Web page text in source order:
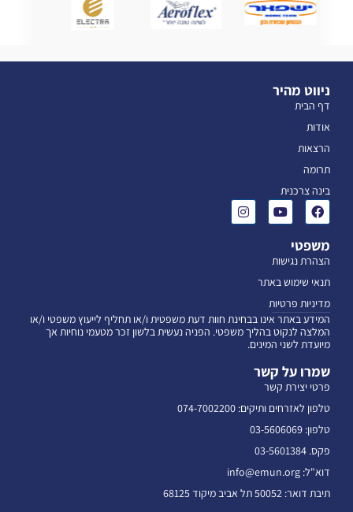
ניווט מהיר
דף הבית
אודות
הרצאות
תרומה
בינה צרכנית
משפטי
הצהרת נגישות
תנאי שימוש באתר
מדיניות פרטיות
המידע באתר אינו בבחינת חוות דעת משפטית ו/או תחליף לייעוץ משפטי ו/או
המלצה לנקוט בהליך משפטי. הפניה נעשית בלשון זכר מטעמי נוחיות אך
מיועדת לשני המינים.
שמרו על קשר
פרטי יצירת קשר
טלפון לאזרחים ותיקים: 074-7002200
טלפון: 03-5606069
פקס. 03-5601384
דוא"ל: info@emun.org
תיבת דואר: 50052 תל אביב מיקוד 68125